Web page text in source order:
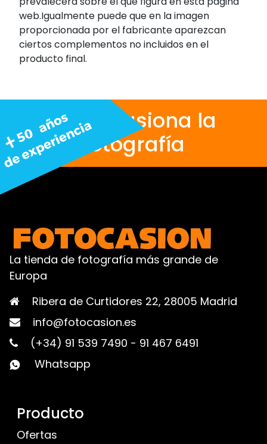
web.Igualmente puede que en la imagen
proporcionada por el fabricante aparezcan
ciertos complementos no incluidos en el
producto final.
Nos apasiona la
fotografía
La tienda de fotografía más grande de
Europa
Ribera de Curtidores 22, 28005 Madrid
info@fotocasion.es
(+34) 91 539 7490 - 91 467 6491
Whatsapp
Producto
Ofertas